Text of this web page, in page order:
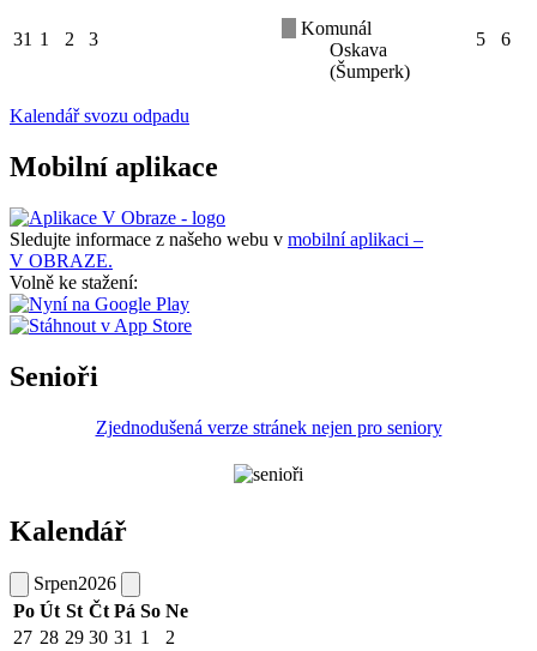
31 1 2 3
Komunál
Oskava
(Šumperk)
5 6
Kalendář svozu odpadu
Mobilní aplikace
Sledujte informace z našeho webu v mobilní aplikaci –
V OBRAZE.
Volně ke stažení:
Senioři
Zjednodušená verze stránek nejen pro seniory
Kalendář
Srpen2026
Po Út St Čt Pá So Ne
27 28 29 30 31 1
2